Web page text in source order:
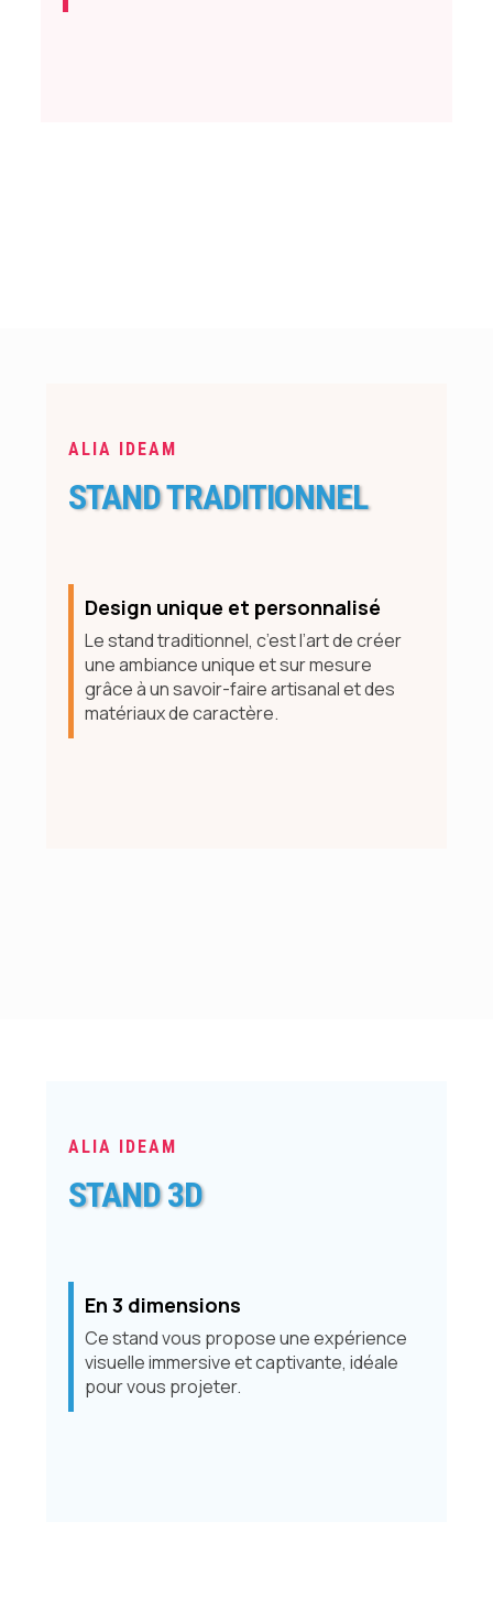
ALIA IDEAM
STAND TRADITIONNEL
Design unique et personnalisé
Le stand traditionnel, c’est l’art de créer
une ambiance unique et sur mesure
grâce à un savoir-faire artisanal et des
matériaux de caractère.
ALIA IDEAM
STAND 3D
En 3 dimensions
Ce stand vous propose une expérience
visuelle immersive et captivante, idéale
pour vous projeter.